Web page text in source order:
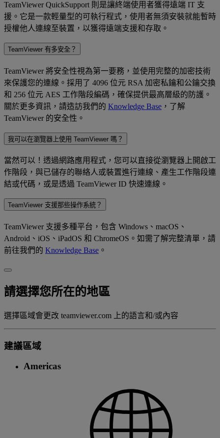
TeamViewer QuickSupport 則是讓終端使用者獲得遠端 IT 支
援。它是一款輕量型的可執行程式，使用者無須安裝就能暫時
授權他人連線至裝置，以獲得遠端支援和存取。
TeamViewer 有多安全？
TeamViewer 將安全性視為第一要務，並使用完整的加密技術
來保護您的連線。採用了 4096 位元 RSA 加密私鑰和公鑰交換
和 256 位元 AES 工作階段編碼，確保提供最高層級的防護。
關於更多資訊，請造訪我們的 Knowledge Base ，了解
TeamViewer 的安全性。
我可以在瀏覽器上使用 TeamViewer 嗎？
當然可以！透過網路應用程式，您可以直接從瀏覽器上開啟工
作階段，與已儲存的聯絡人或裝置進行連線、產生工作階段連
結或代碼，或是透過 TeamViewer ID 快速連線。
TeamViewer 支援那些操作系統？
TeamViewer 支援多種平台，包含 Windows、macOS、
Android、iOS、iPadOS 和 ChromeOS。如需了解完整清單，請
前往我們的 Knowledge Base 。
請選擇您所在的地區
選擇區域會更改 teamviewer.com 上的語言和/或內容
建議區域
Americas